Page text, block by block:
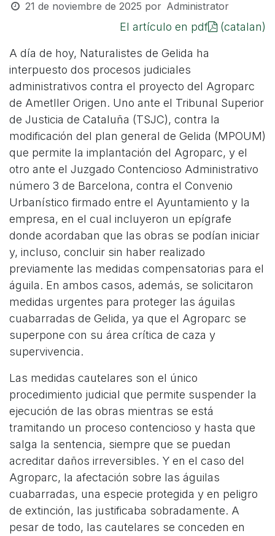
21 de noviembre de 2025 por Administrator
El artículo en pdf (catalan)
A día de hoy, Naturalistes de Gelida ha
interpuesto dos procesos judiciales
administrativos contra el proyecto del Agroparc
de Ametller Origen. Uno ante el Tribunal Superior
de Justicia de Cataluña (TSJC), contra la
modificación del plan general de Gelida (MPOUM)
que permite la implantación del Agroparc, y el
otro ante el Juzgado Contencioso Administrativo
número 3 de Barcelona, contra el Convenio
Urbanístico firmado entre el Ayuntamiento y la
empresa, en el cual incluyeron un epígrafe
donde acordaban que las obras se podían iniciar
y, incluso, concluir sin haber realizado
previamente las medidas compensatorias para el
águila. En ambos casos, además, se solicitaron
medidas urgentes para proteger las águilas
cuabarradas de Gelida, ya que el Agroparc se
superpone con su área crítica de caza y
supervivencia.
Las medidas cautelares son el único
procedimiento judicial que permite suspender la
ejecución de las obras mientras se está
tramitando un proceso contencioso y hasta que
salga la sentencia, siempre que se puedan
acreditar daños irreversibles. Y en el caso del
Agroparc, la afectación sobre las águilas
cuabarradas, una especie protegida y en peligro
de extinción, las justificaba sobradamente. A
pesar de todo, las cautelares se conceden en